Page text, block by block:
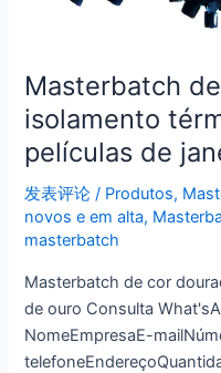
Masterbatch
isolamento
películas de
发表评论 / Produtos,
novos e em alta,
masterbatch
Masterbatch de cor
de ouro Consulta
NomeEmpresaE-